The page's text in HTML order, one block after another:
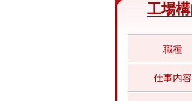
工場
職種
仕事内容